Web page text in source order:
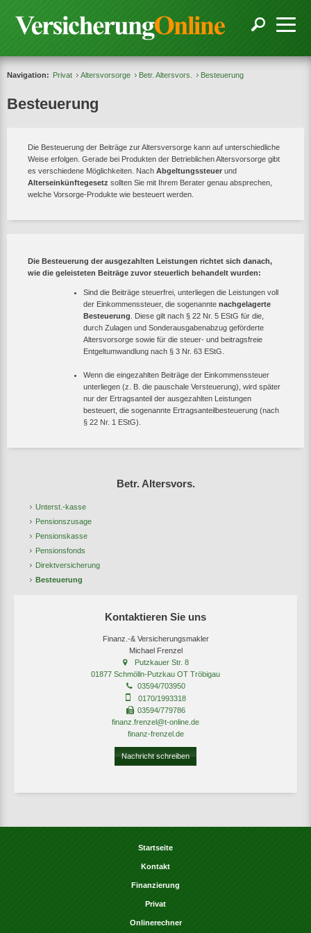
Betr. Altersvors.
Unterst.-kasse
Pensionszusage
Pensionskasse
Pensionsfonds
Direktversicherung
Besteuerung
Kontaktieren Sie uns
Finanz.-& Versicherungsmakler
Michael Frenzel
Putzkauer Str. 8
01877 Schmölln-Putzkau OT Tröbigau
03594/703950
0170/1993318
03594/779786
finanz.frenzel@t-online.de
finanz-frenzel.de
Nachricht schreiben
Navigation: Privat Altersvorsorge Betr. Altersvors. Besteuerung
Besteuerung
Die Besteuerung der Beiträge zur Altersversorge kann auf unterschiedliche
Weise erfolgen. Gerade bei Produkten der Betrieblichen Altersvorsorge gibt
es verschiedene Möglichkeiten. Nach Abgeltungssteuer und
Alterseinkünftegesetz sollten Sie mit Ihrem Berater genau absprechen,
welche Vorsorge-Produkte wie besteuert werden.
Die Besteuerung der ausgezahlten Leistungen richtet sich danach,
wie die geleisteten Beiträge zuvor steuerlich behandelt wurden:
Sind die Beiträge steuerfrei, unterliegen die Leistungen voll
der Einkommenssteuer, die sogenannte nachgelagerte
Besteuerung . Diese gilt nach § 22 Nr. 5 EStG für die,
durch Zulagen und Sonderausgabenabzug geförderte
Altersvorsorge sowie für die steuer- und beitragsfreie
Entgeltumwandlung nach § 3 Nr. 63 EStG.
Wenn die eingezahlten Beiträge der Einkommenssteuer
unterliegen (z. B. die pauschale Versteuerung), wird später
nur der Ertragsanteil der ausgezahlten Leistungen
besteuert, die sogenannte Ertragsanteilbesteuerung (nach
§ 22 Nr. 1 EStG).
Startseite
Kontakt
Finanzierung
Privat
Onlinerechner